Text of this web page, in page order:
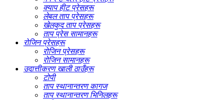
क्याप हीट प्रेसहरू
लेबल ताप प्रेसहरू
खेलकुद ताप प्रेसहरू
ताप प्रेस सामानहरू
रोजिन प्रेसहरू
रोजिन प्रेसहरू
रोजिन सामानहरू
उदात्तीकरण खाली ठाउँहरू
टोपी
ताप स्थानान्तरण कागज
ताप स्थानान्तरण भिनिलहरू